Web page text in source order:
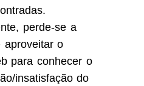
perde-se a
aproveitar o
para conhecer o
insatisfação do